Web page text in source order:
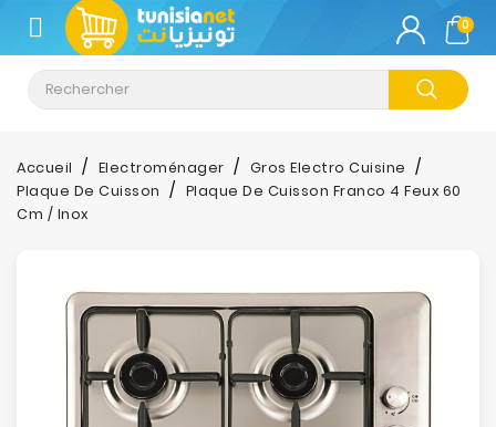
CATÉGORIE
Climatisation
Informatique
Téléphonie
Impression
Stockage
0
Accueil Electroménager
Gros Electro Cuisine
Plaque De Cuisson
Plaque De Cuisson Franco 4 Feux 60
Cm / Inox